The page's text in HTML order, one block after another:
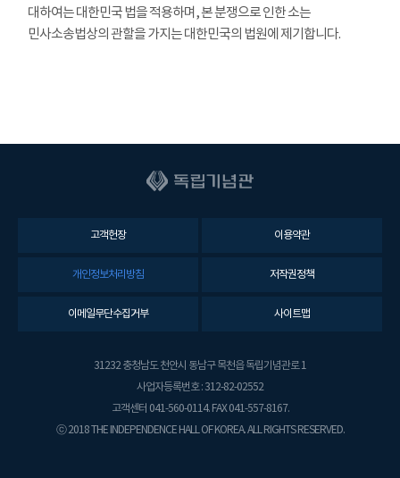
대하여는 대한민국 법을 적용하며, 본 분쟁으로 인한 소는
민사소송법상의 관할을 가지는 대한민국의 법원에 제기합니다.
고객헌장 이용약관
개인정보처리방침 저작권정책
이메일무단수집거부 사이트맵
31232 충청남도 천안시 동남구 목천읍 독립기념관로 1
사업자등록번호 : 312-82-02552
고객센터 041-560-0114. FAX 041-557-8167.
ⓒ 2018 THE INDEPENDENCE HALL OF KOREA. ALL RIGHTS RESERVED.